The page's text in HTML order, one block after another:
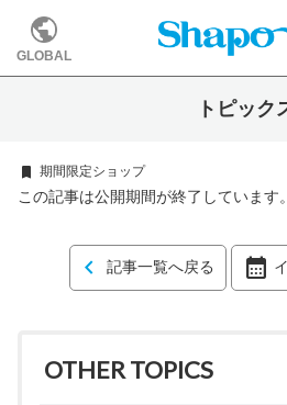
GLOBAL
トピック
期間限定ショップ
この記事は公開期間が終了しています。
記事一覧へ戻る
OTHER TOPICS